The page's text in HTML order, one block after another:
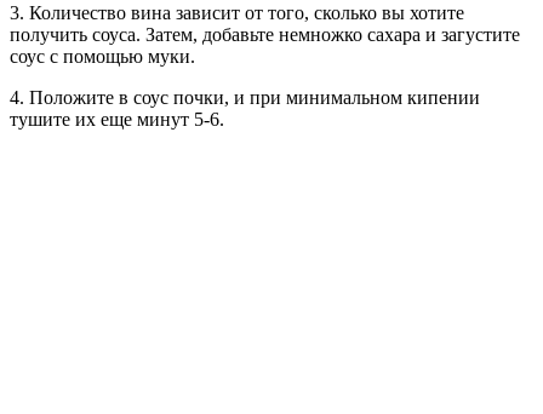
3. Количество вина зависит от того, сколько вы хотите
получить соуса. Затем, добавьте немножко сахара и загустите
соус с помощью муки.
4. Положите в соус почки, и при минимальном кипении
тушите их еще минут 5-6.